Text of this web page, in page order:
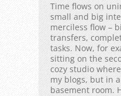
Time flows on
small and big
merciless flow –
transfers,
tasks. Now, for
sitting on the
cozy studio
my blogs, but in
basement room.